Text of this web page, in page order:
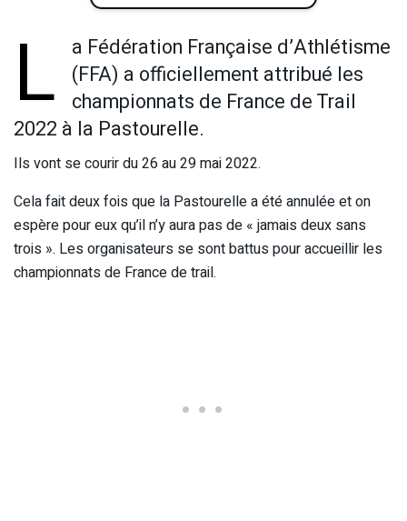
L
a Fédération Française d’Athlétisme
(FFA) a officiellement attribué les
championnats de France de Trail
2022 à la Pastourelle.
Ils vont se courir du 26 au 29 mai 2022.
Cela fait deux fois que la Pastourelle a été annulée et on
espère pour eux qu’il n’y aura pas de « jamais deux sans
trois ». Les organisateurs se sont battus pour accueillir les
championnats de France de trail.